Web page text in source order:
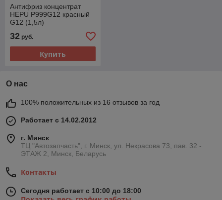
Антифриз концентрат
HEPU P999G12 красный
G12 (1,5л)
32 руб.
Купить
О нас
100% положительных из 16 отзывов за год
Работает с 14.02.2012
г. Минск
ТЦ "Автозапчасть", г. Минск, ул. Некрасова 73, пав. 32 -
ЭТАЖ 2, Минск, Беларусь
Контакты
Сегодня работает с 10:00 до 18:00